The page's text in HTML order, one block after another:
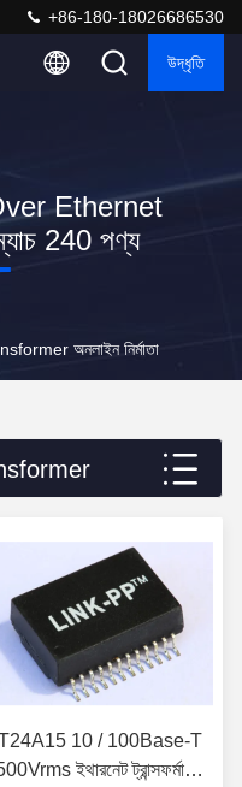
+86-180-18026686530
উদ্ধৃতি
Ethernet
240 পণ্য
অনলাইন নির্মাতা
10 / 100Base-T
ইথারনেট ট্রান্সফর্মারের